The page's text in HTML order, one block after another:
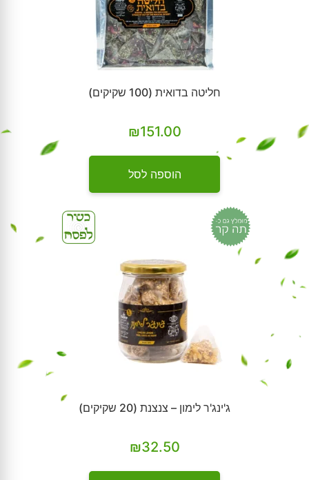
חליטה בדואית (100 שקיקים)
₪151.00
הוספה לסל
ג'ינג'ר לימון – צנצנת (20 שקיקים)
₪32.50